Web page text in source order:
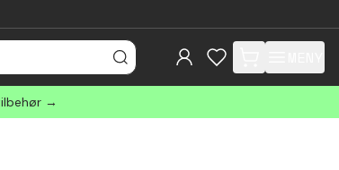
items in cart, view
→